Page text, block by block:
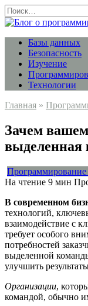
Перейти
к
содержанию
Search
for:
Базы данных
Безопасность
Изучение
Технологии
Главная »
Зачем
выделенная
Программирование
На чтение 9 мин
В современном
технологий,
взаимодействие с
требует особого
потребностей
выделенной
улучшить
Организации,
командой, обычно